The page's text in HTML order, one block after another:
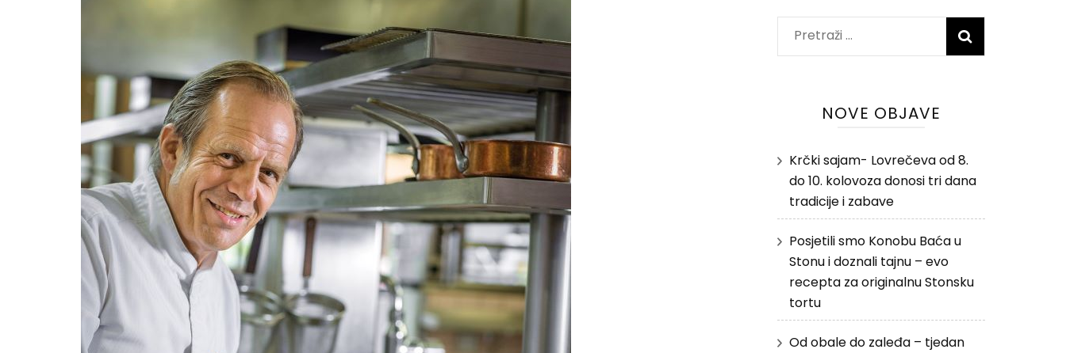
Pretraži:
NOVE OBJAVE
Krčki sajam- Lovrečeva od 8.
do 10. kolovoza donosi tri dana
tradicije i zabave
Posjetili smo Konobu Baća u
Stonu i doznali tajnu – evo
recepta za originalnu Stonsku
tortu
Od obale do zaleđa – tjedan